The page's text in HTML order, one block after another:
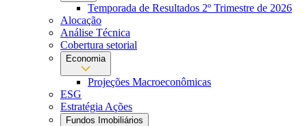
Temporada de Resultados 2º Trimestre de 2026
Alocação
Análise Técnica
Cobertura setorial
Economia
Projeções Macroeconômicas
ESG
Estratégia Ações
Fundos Imobiliários